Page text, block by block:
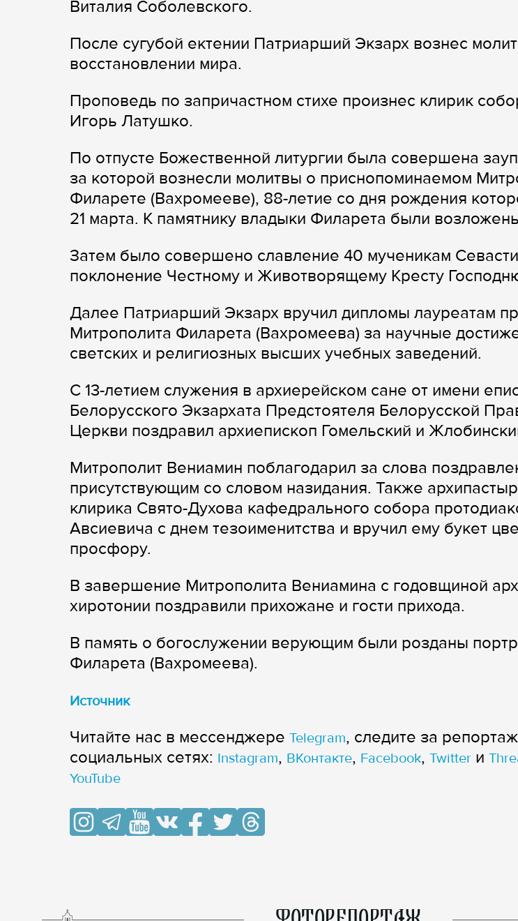
Виталия Соболевского.
После сугубой ектении Патриарший Экзарх вознес
восстановлении мира.
Проповедь по запричастном стихе произнес клирик
Игорь Латушко.
По отпусте Божественной литургии была совершена
за которой вознесли молитвы о приснопоминаемом
Филарете (Вахромееве), 88-летие со дня рождения
21 марта. К памятнику владыки Филарета были
Затем было совершено славление 40 мученикам
поклонение Честному и Животворящему Кресту
Далее Патриарший Экзарх вручил дипломы лауреатам
Митрополита Филарета (Вахромеева) за научные
светских и религиозных высших учебных заведений.
С 13-летием служения в архиерейском сане от имени
Белорусского Экзархата Предстоятеля Белорусской
Церкви поздравил архиепископ Гомельский и
Митрополит Вениамин поблагодарил за слова
присутствующим со словом назидания. Также
клирика Свято-Духова кафедрального собора
Авсиевича с днем тезоименитства и вручил ему букет
просфору.
В завершение Митрополита Вениамина с годовщиной
хиротонии поздравили прихожане и гости прихода.
В память о богослужении верующим были розданы
Филарета (Вахромеева).
Источник
Читайте нас в мессенджере Telegram, следите за
cоциальных сетях: Instagram, ВКонтакте, Facebook, Twitter и
YouTube